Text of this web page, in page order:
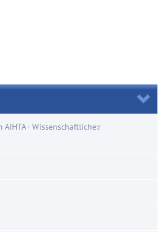
- Wissenschaftliche:r